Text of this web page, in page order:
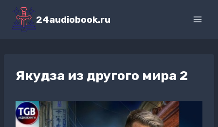
Перейти
содержимому
24audiobook.ru
Якудза из другого мира 2